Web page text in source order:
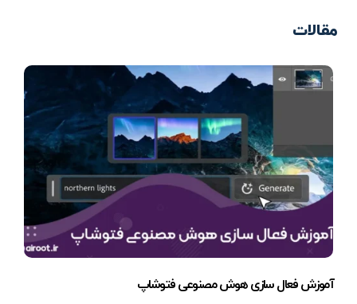
مقالات
آموزش فعال سازی هوش مصنوعی فتوشاپ